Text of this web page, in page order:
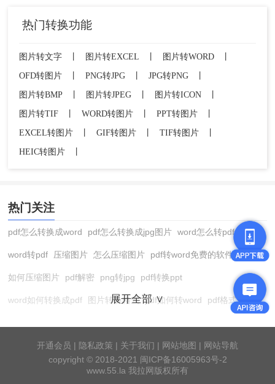
热门转换功能
图片转文字 图片转EXCEL 图片转WORD
OFD转图片
PNG转JPG JPG转PNG
图片转BMP
图片转JPEG 图片转ICON
图片转TIF
WORD转图片 PPT转图片
EXCEL转图片
GIF转图片 TIF转图片
HEIC转图片
热门关注
pdf怎么转换成word pdf怎么转换成jpg图片 word怎么转pdf
word转pdf 压缩图片 怎么压缩图片 pdf转word免费的软件
如何压缩图片 pdf解密 png转jpg pdf转换ppt
word如何转换成pdf 图片转换格式 pdf如何转word pdf格式转换
pdf转cad 图片压缩软件 jpg转换成pdf 在线word转pdf
pdf转word工具 pdf压缩 pdf转word pdf转ppt
展开全部 ∨
开通会员 | 隐私政策 | 关于我们 | 网站地图 | 网站导航
copyright © 2018-2021 闽ICP备16005963号-2
www.55.la 我拉网版权所有